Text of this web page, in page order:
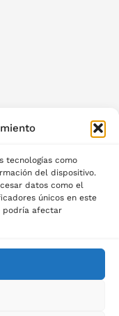
tecnologías como
del dispositivo.
datos como el
únicos en este
podría afectar